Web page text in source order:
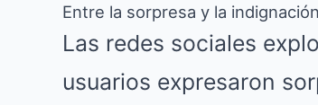
Entre la sorpresa y la indignación
Las redes sociales
usuarios expresaron